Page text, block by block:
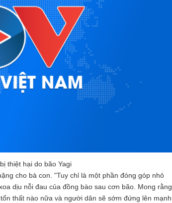
thiệt hại do bão Yagi
cho bà con. "Tuy chỉ là một phần đóng góp nhỏ
dịu nỗi đau của đồng bào sau cơn bão. Mong rằng
thất nào nữa và người dân sẽ sớm đứng lên mạnh